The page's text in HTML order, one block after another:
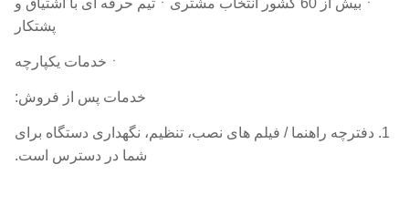
ㆍبیش از 60 کشور انتخاب مشتری
ㆍتیم حرفه ای با اشتیاق و
پشتکار
ㆍخدمات یکپارچه
خدمات پس از فروش:
1. دفترچه راهنما / فیلم های نصب، تنظیم، نگهداری دستگاه برای
شما در دسترس است.